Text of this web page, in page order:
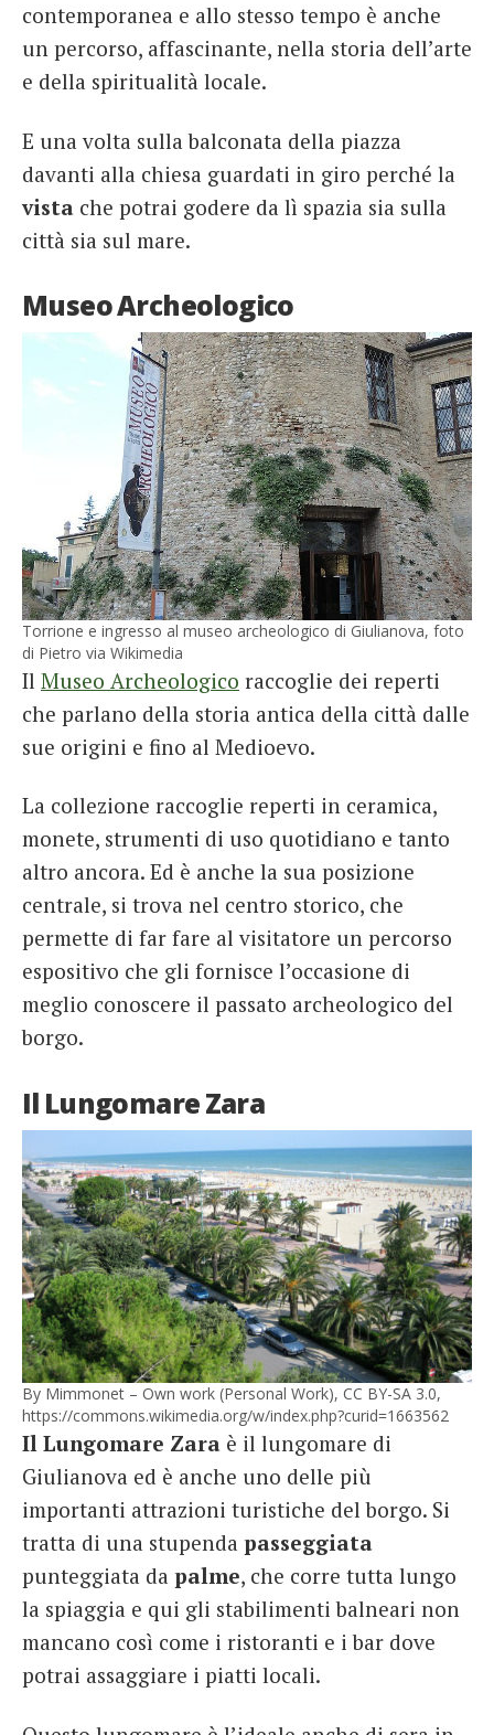
contemporanea e allo stesso tempo è anche
un percorso, affascinante, nella storia dell’arte
e della spiritualità locale.
E una volta sulla balconata della piazza
davanti alla chiesa guardati in giro perché la
vista che potrai godere da lì spazia sia sulla
città sia sul mare.
Museo Archeologico
Torrione e ingresso al museo archeologico di Giulianova, foto
di Pietro via Wikimedia
Il Museo Archeologico raccoglie dei reperti
che parlano della storia antica della città dalle
sue origini e fino al Medioevo.
La collezione raccoglie reperti in ceramica,
monete, strumenti di uso quotidiano e tanto
altro ancora. Ed è anche la sua posizione
centrale, si trova nel centro storico, che
permette di far fare al visitatore un percorso
espositivo che gli fornisce l’occasione di
meglio conoscere il passato archeologico del
borgo.
Il Lungomare Zara
By Mimmonet – Own work (Personal Work), CC BY-SA 3.0,
https://commons.wikimedia.org/w/index.php?curid=1663562
Il Lungomare Zara è il lungomare di
Giulianova ed è anche uno delle più
importanti attrazioni turistiche del borgo. Si
tratta di una stupenda passeggiata
punteggiata da palme, che corre tutta lungo
la spiaggia e qui gli stabilimenti balneari non
mancano così come i ristoranti e i bar dove
potrai assaggiare i piatti locali.